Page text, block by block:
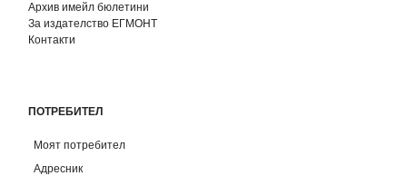
Архив имейл бюлетини
За издателство ЕГМОНТ
Контакти
ПОТРЕБИТЕЛ
Моят потребител
Адресник